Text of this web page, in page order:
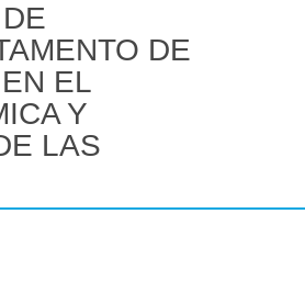
DE
EL
Y
LAS